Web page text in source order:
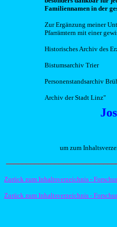
Familiennamen in der
Zur Ergänzung meiner
Pfarrämtern mit einer
Historisches Archiv des
Bistumsarchiv Trier
Personenstandsarchiv
Archiv der Stadt Linz"
um zum
Zurück zum Inhaltsverzeichnis -
Zurück zum Inhaltsverzeichnis -